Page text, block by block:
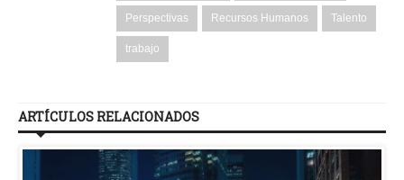
Perspectivas Recursos Humanos Talento
trabajo
ARTÍCULOS RELACIONADOS